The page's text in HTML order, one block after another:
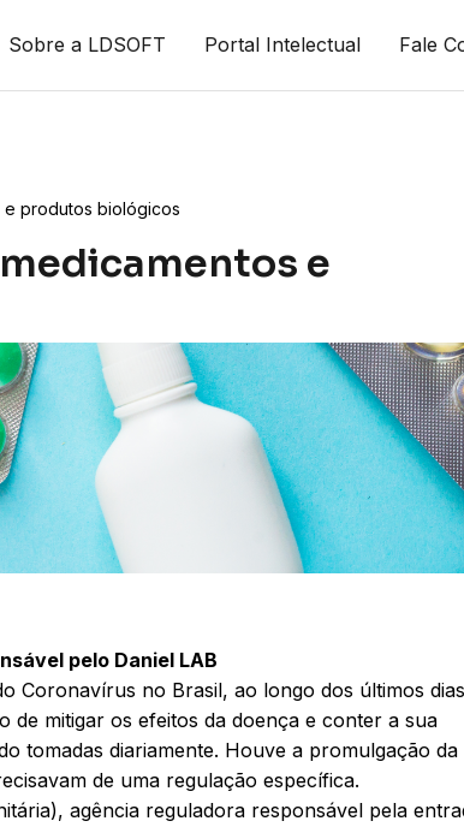
Sobre a LDSOFT Portal Intelectual Fale
e produtos biológicos
e
pelo Daniel LAB
Coronavírus no Brasil, ao longo dos últimos
de mitigar os efeitos da doença e conter a sua
tomadas diariamente. Houve a promulgação da
de uma regulação específica.
agência reguladora responsável pela